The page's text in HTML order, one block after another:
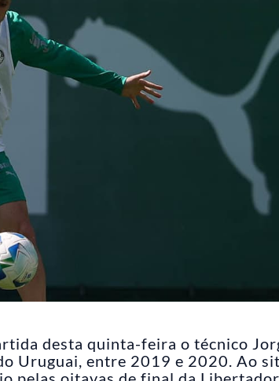
desta quinta-feira o técnico
Uruguai, entre 2019 e 2020. Ao